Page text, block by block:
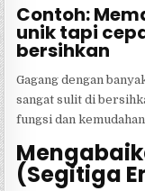
Contoh:
unik tapi
bersihkan
Gagang dengan
sangat sulit di
fungsi dan
(Segitiga